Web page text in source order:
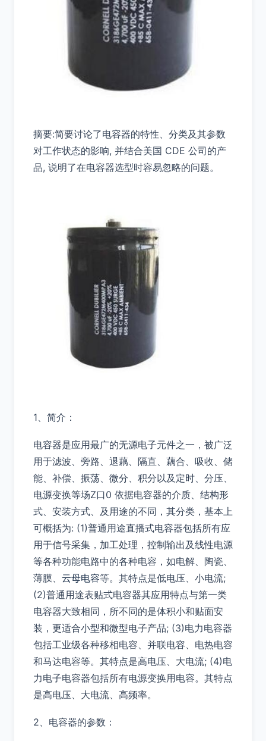
摘要:简要讨论了电容器的特性、分类及其参数
对工作状态的影响, 并结合美国 CDE 公司的产
品, 说明了在电容器选型时容易忽略的问题。
1、简介：
电容器是应用最广的无源电子元件之一，被广泛
用于滤波、旁路、退藕、隔直、藕合、吸收、储
能、补偿、振荡、微分、积分以及定时、分压、
电源变换等场Z口0 依据电容器的介质、结构形
式、安装方式、及用途的不同，其分类，基本上
可概括为: (1)普通用途直播式电容器包括所有应
用于信号采集，加工处理，控制输出及线性电源
等各种功能电路中的各种电容，如电解、陶瓷、
薄膜、 云母电容等。其特点是低电压、小电流;
(2)普通用途表贴式电容器其应用特点与第一类
电容器大致相同，所不同的是体积小和贴面安
装，更适合小型和微型电子产品; (3)电力电容器
包括工业级各种移相电容、并联电容、电热电容
和马达电容等。其特点是高电压、大电流; (4)电
力电子电容器包括所有电源变换用电容。其特点
是高电压、大电流、高频率。
2、电容器的参数：